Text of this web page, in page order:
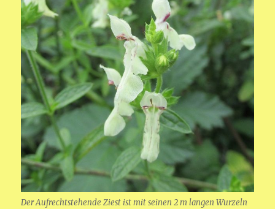
Der Aufrechtstehende Ziest ist mit seinen 2 m langen Wurzeln